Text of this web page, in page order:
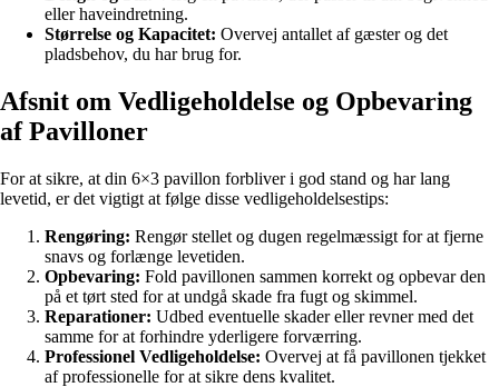
eller haveindretning.
Størrelse og Kapacitet: Overvej antallet af gæster og det
pladsbehov, du har brug for.
Afsnit om Vedligeholdelse og Opbevaring
af Pavilloner
For at sikre, at din 6×3 pavillon forbliver i god stand og har lang
levetid, er det vigtigt at følge disse vedligeholdelsestips:
Rengøring: Rengør stellet og dugen regelmæssigt for at fjerne
snavs og forlænge levetiden.
Opbevaring: Fold pavillonen sammen korrekt og opbevar den
på et tørt sted for at undgå skade fra fugt og skimmel.
Reparationer: Udbed eventuelle skader eller revner med det
samme for at forhindre yderligere forværring.
Professionel Vedligeholdelse: Overvej at få pavillonen tjekket
af professionelle for at sikre dens kvalitet.